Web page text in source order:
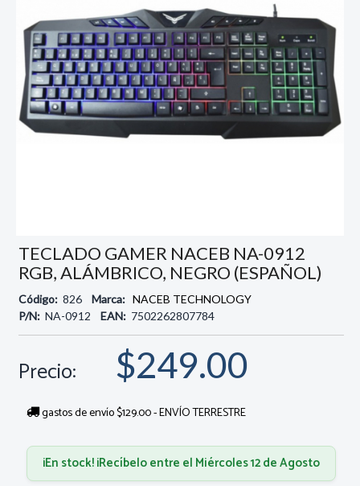
TECLADO GAMER NACEB NA-0912
RGB, ALÁMBRICO, NEGRO (ESPAÑOL)
Código: 826 Marca: NACEB TECHNOLOGY
P/N: NA-0912 EAN: 7502262807784
Precio: $249.00
gastos de envío $129.00 - ENVÍO TERRESTRE
¡En stock! ¡Recíbelo entre el Miércoles 12 de Agosto